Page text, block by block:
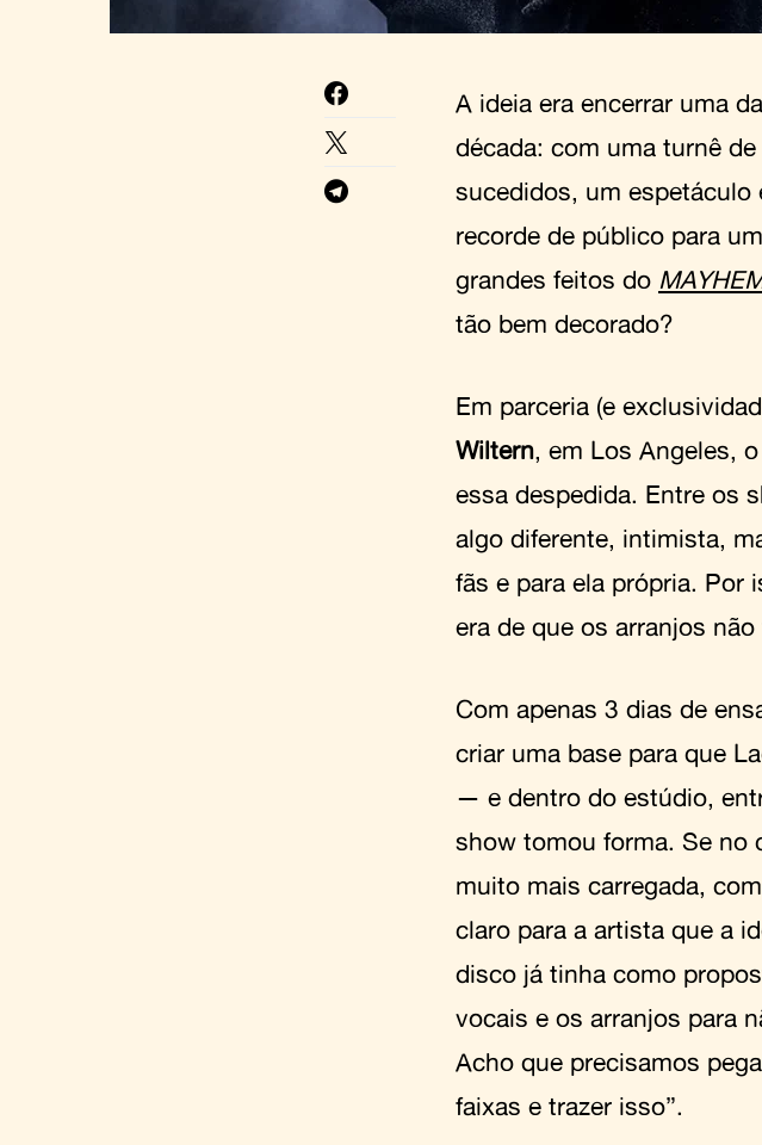
A ideia era encerrar uma
década: com uma turnê
sucedidos, um espetáculo
recorde de público para
grandes feitos do
tão bem decorado?
Em parceria (e
Wiltern, em Los Angeles,
essa despedida. Entre os
algo diferente, intimista,
fãs e para ela própria.
era de que os arranjos
Com apenas 3 dias de
criar uma base para que
— e dentro do estúdio,
show tomou forma. Se no
muito mais carregada,
claro para a artista que a
disco já tinha como
vocais e os arranjos para
Acho que precisamos
faixas e trazer isso”.